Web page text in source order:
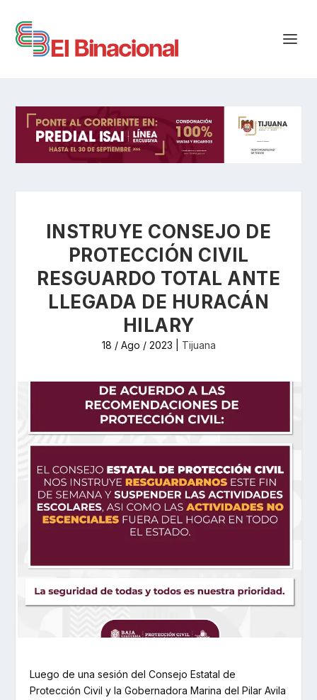
INSTRUYE CONSEJO DE
PROTECCIÓN CIVIL
RESGUARDO TOTAL ANTE
LLEGADA DE HURACÁN
HILARY
18 / Ago / 2023 Tijuana
Luego de una sesión del Consejo Estatal de
Protección Civil y la Gobernadora Marina del Pilar Avila